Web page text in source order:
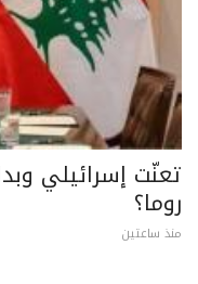
تعنّت إسرائيلي
روما؟
منذ ساعتين